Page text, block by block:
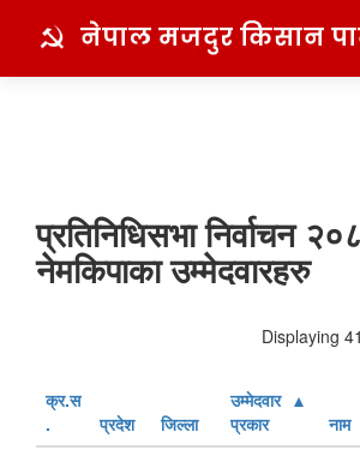
नेपाल मजदुर किसान
प्रतिनिधिसभा निर्वाचन
नेमकिपाका उम्मेदवारहरु
Displaying
क्र‍.स‌
.
प्रदेश जिल्ला
उम्मेदवार
प्रकार
नाम